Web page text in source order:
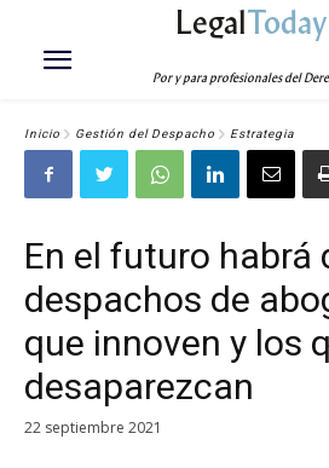
LegalToday
Por y para profesionales del
Inicio Gestión del Despacho Estrategia
En el futuro habrá
despachos de
que innoven y los
desaparezcan
22 septiembre 2021